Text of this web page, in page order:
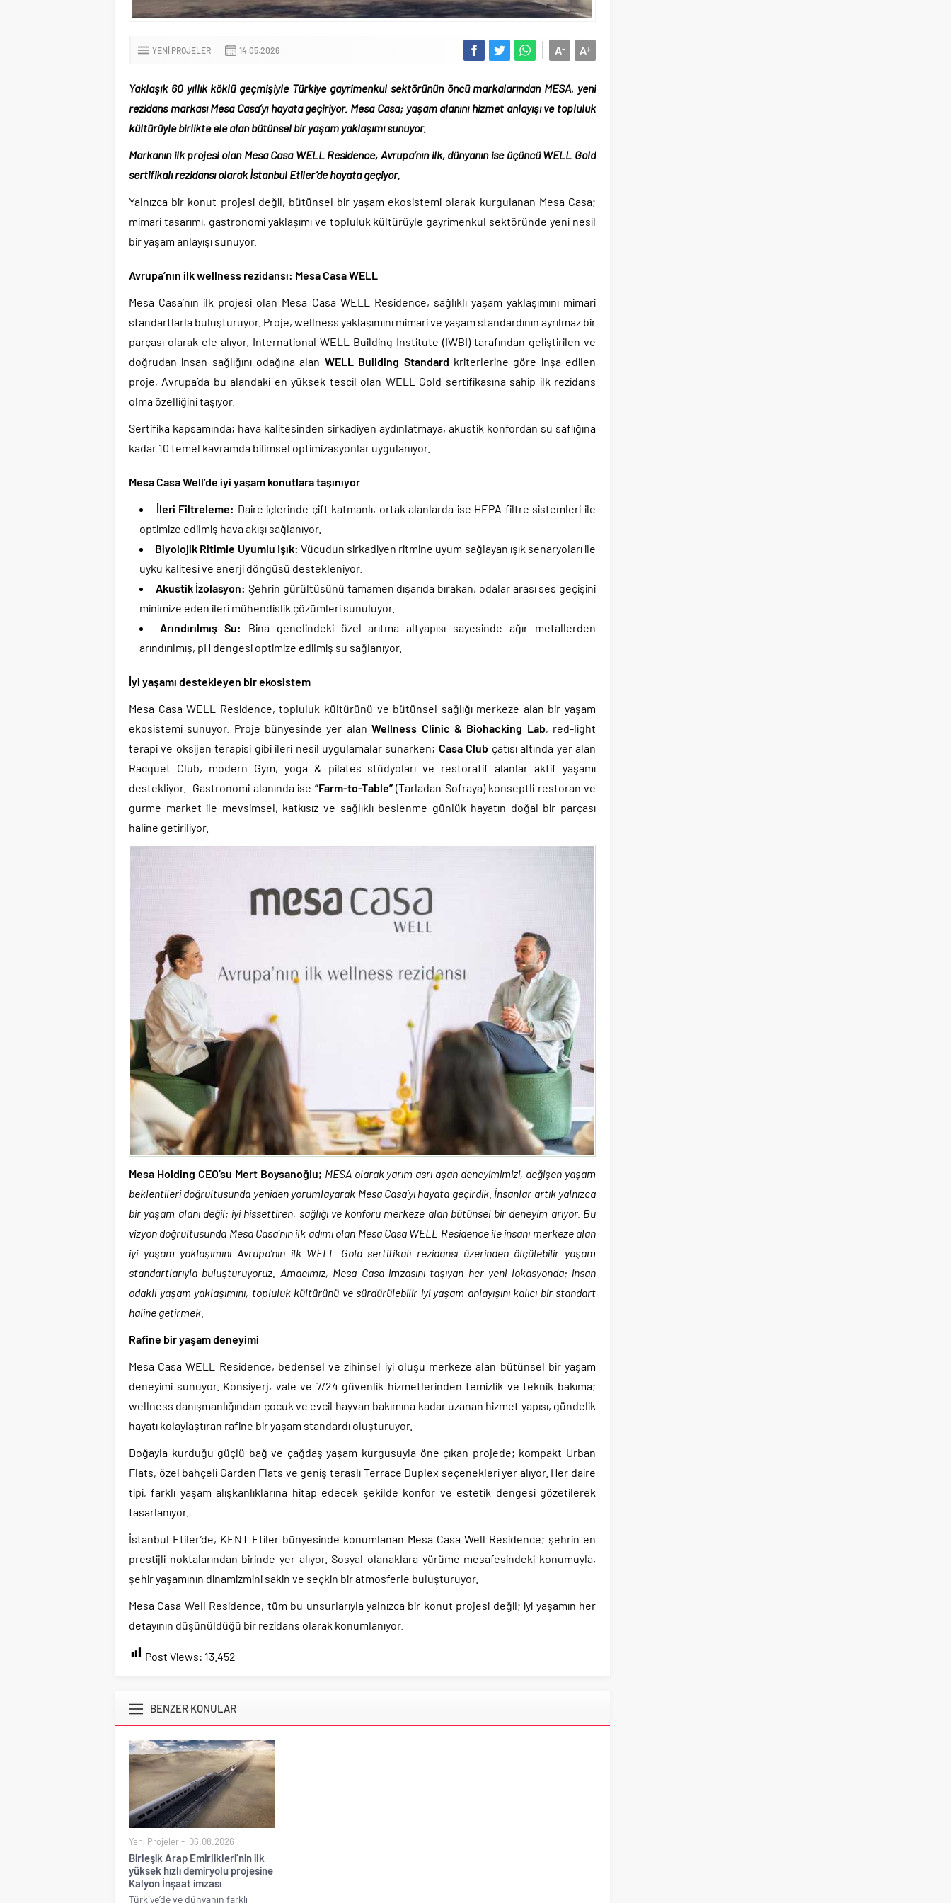
YENI PROJELER 14.05.2026 A+
A-
Yaklaşık 60 yıllık köklü geçmişiyle Türkiye gayrimenkul sektörünün öncü markalarından MESA, yeni
rezidans markası Mesa Casa’yı hayata geçiriyor. Mesa Casa; yaşam alanını hizmet anlayışı ve topluluk
kültürüyle birlikte ele alan bütünsel bir yaşam yaklaşımı sunuyor.
Markanın ilk projesi olan Mesa Casa WELL Residence, Avrupa’nın ilk, dünyanın ise üçüncü WELL Gold
sertifikalı rezidansı olarak İstanbul Etiler’de hayata geçiyor.
Yalnızca bir konut projesi değil, bütünsel bir yaşam ekosistemi olarak kurgulanan Mesa Casa;
mimari tasarımı, gastronomi yaklaşımı ve topluluk kültürüyle gayrimenkul sektöründe yeni nesil
bir yaşam anlayışı sunuyor.
Avrupa’nın ilk wellness rezidansı: Mesa Casa WELL
Mesa Casa’nın ilk projesi olan Mesa Casa WELL Residence, sağlıklı yaşam yaklaşımını mimari
standartlarla buluşturuyor. Proje, wellness yaklaşımını mimari ve yaşam standardının ayrılmaz bir
parçası olarak ele alıyor. International WELL Building Institute (IWBI) tarafından geliştirilen ve
doğrudan insan sağlığını odağına alan WELL Building Standard kriterlerine göre inşa edilen
proje, Avrupa’da bu alandaki en yüksek tescil olan WELL Gold sertifikasına sahip ilk rezidans
olma özelliğini taşıyor.
Sertifika kapsamında; hava kalitesinden sirkadiyen aydınlatmaya, akustik konfordan su saflığına
kadar 10 temel kavramda bilimsel optimizasyonlar uygulanıyor.
Mesa Casa Well’de iyi yaşam konutlara taşınıyor
İleri Filtreleme: Daire içlerinde çift katmanlı, ortak alanlarda ise HEPA filtre sistemleri ile
optimize edilmiş hava akışı sağlanıyor.
Biyolojik Ritimle Uyumlu Işık: Vücudun sirkadiyen ritmine uyum sağlayan ışık senaryoları ile
uyku kalitesi ve enerji döngüsü destekleniyor.
Akustik İzolasyon: Şehrin gürültüsünü tamamen dışarıda bırakan, odalar arası ses geçişini
minimize eden ileri mühendislik çözümleri sunuluyor.
Arındırılmış Su: Bina genelindeki özel arıtma altyapısı sayesinde ağır metallerden
arındırılmış, pH dengesi optimize edilmiş su sağlanıyor.
İyi yaşamı destekleyen bir ekosistem
Mesa Casa WELL Residence, topluluk kültürünü ve bütünsel sağlığı merkeze alan bir yaşam
ekosistemi sunuyor. Proje bünyesinde yer alanWellness Clinic & Biohacking Lab, red-light
terapi ve oksijen terapisi gibi ileri nesil uygulamalar sunarken; Casa Club çatısı altında yer alan
Racquet Club, modern Gym, yoga & pilates stüdyoları ve restoratif alanlar aktif yaşamı
destekliyor. Gastronomi alanında ise “Farm-to-Table”(Tarladan Sofraya) konseptli restoran ve
gurme market ile mevsimsel, katkısız ve sağlıklı beslenme günlük hayatın doğal bir parçası
haline getiriliyor.
Mesa Holding CEO’su Mert Boysanoğlu; MESA olarak yarım asrı aşan deneyimimizi, değişen yaşam
beklentileri doğrultusunda yeniden yorumlayarak Mesa Casa’yı hayata geçirdik. İnsanlar artık yalnızca
bir yaşam alanı değil; iyi hissettiren, sağlığı ve konforu merkeze alan bütünsel bir deneyim arıyor. Bu
vizyon doğrultusunda Mesa Casa’nın ilk adımı olan Mesa Casa WELL Residence ile insanı merkeze alan
iyi yaşam yaklaşımını Avrupa’nın ilk WELL Gold sertifikalı rezidansı üzerinden ölçülebilir yaşam
standartlarıyla buluşturuyoruz. Amacımız, Mesa Casa imzasını taşıyan her yeni lokasyonda; insan
odaklı yaşam yaklaşımını, topluluk kültürünü ve sürdürülebilir iyi yaşam anlayışını kalıcı bir standart
haline getirmek.
Rafine bir yaşam deneyimi
Mesa Casa WELL Residence, bedensel ve zihinsel iyi oluşu merkeze alan bütünsel bir yaşam
deneyimi sunuyor. Konsiyerj, vale ve 7/24 güvenlik hizmetlerinden temizlik ve teknik bakıma;
wellness danışmanlığından çocuk ve evcil hayvan bakımına kadar uzanan hizmet yapısı, gündelik
hayatı kolaylaştıran rafine bir yaşam standardı oluşturuyor.
Doğayla kurduğu güçlü bağ ve çağdaş yaşam kurgusuyla öne çıkan projede; kompakt Urban
Flats, özel bahçeli Garden Flats ve geniş teraslı Terrace Duplex seçenekleri yer alıyor. Her daire
tipi, farklı yaşam alışkanlıklarına hitap edecek şekilde konfor ve estetik dengesi gözetilerek
tasarlanıyor.
İstanbul Etiler’de, KENT Etiler bünyesinde konumlanan Mesa Casa Well Residence; şehrin en
prestijli noktalarından birinde yer alıyor. Sosyal olanaklara yürüme mesafesindeki konumuyla,
şehir yaşamının dinamizmini sakin ve seçkin bir atmosferle buluşturuyor.
Mesa Casa Well Residence, tüm bu unsurlarıyla yalnızca bir konut projesi değil; iyi yaşamın her
detayının düşünüldüğü bir rezidans olarak konumlanıyor.
Post Views: 13.452
BENZER KONULAR
Yeni Projeler 06.08.2026
Birleşik Arap Emirlikleri’nin ilk
yüksek hızlı demiryolu projesine
Kalyon İnşaat imzası
Türkiye’de ve dünyanın farklı